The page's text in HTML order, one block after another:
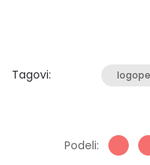
Tagovi:
Podeli: